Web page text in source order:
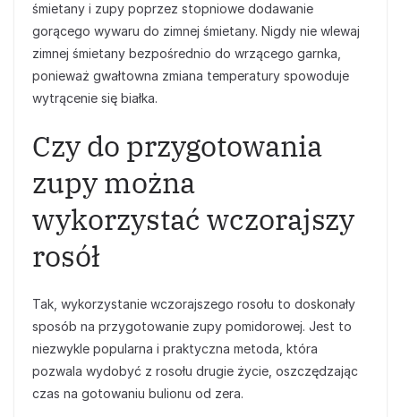
śmietany i zupy poprzez stopniowe dodawanie
gorącego wywaru do zimnej śmietany. Nigdy nie wlewaj
zimnej śmietany bezpośrednio do wrzącego garnka,
ponieważ gwałtowna zmiana temperatury spowoduje
wytrącenie się białka.
Czy do przygotowania
zupy można
wykorzystać wczorajszy
rosół
Tak, wykorzystanie wczorajszego rosołu to doskonały
sposób na przygotowanie zupy pomidorowej. Jest to
niezwykle popularna i praktyczna metoda, która
pozwala wydobyć z rosołu drugie życie, oszczędzając
czas na gotowaniu bulionu od zera.